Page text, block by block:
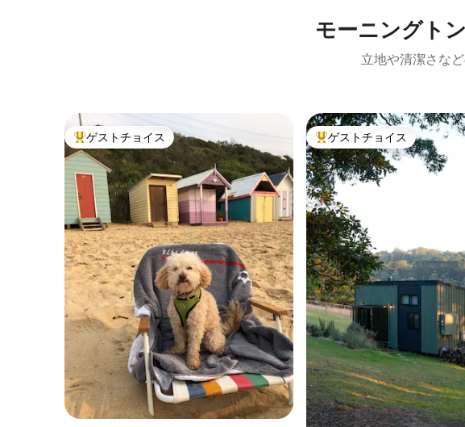
モーニングト
立地や清潔さな
大好評のゲストチョイスです。
ゲストチョイス 大好評のゲストチョイスです
ゲストチョイス